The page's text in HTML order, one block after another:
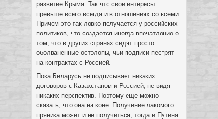
развитие Крыма. Так что свои интересы
превыше всего всегда и в отношениях со всеми.
Причем это так ловко получается у российских
политиков, что создается иногда впечатление о
том, что в других странах сидят просто
оболваненные остолопы, чьи подписи пестрят
на контрактах с Россией.
Пока Беларусь не подписывает никаких
договоров с Казахстаном и Россией, не видя
никаких перспектив. Поэтому еще можно
сказать, что она на коне. Получение лакомого
пряника может и не получиться, тогда и Путина